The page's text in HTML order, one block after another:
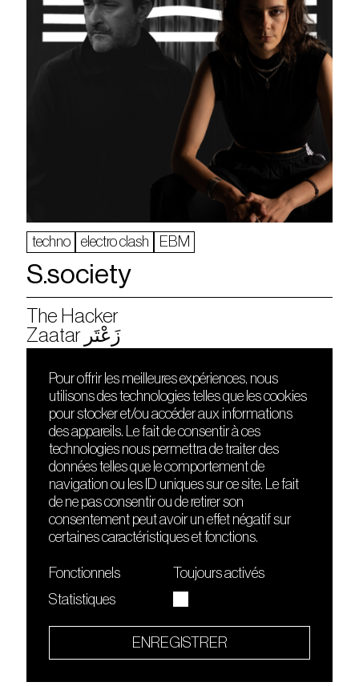
techno electro clash EBM
S.society
The Hacker
Zaatar زَعْتَر
DÉCOUVRIR
Le lieu
Contact
Presse
Cours de DJing
TMLAB
FRIENDS
Nuits sonores
HEAT
Hôtel71
La Gaîté Lyrique
Le Sucre fait partie de
Quartier culturel et créatif
Pour offrir les meilleures expériences, nous
utilisons des technologies telles que les cookies
pour stocker et/ou accéder aux informations
des appareils. Le fait de consentir à ces
technologies nous permettra de traiter des
données telles que le comportement de
navigation ou les ID uniques sur ce site. Le fait
de ne pas consentir ou de retirer son
consentement peut avoir un effet négatif sur
certaines caractéristiques et fonctions.
Fonctionnels
Toujours activés
Statistiques
ENREGISTRER